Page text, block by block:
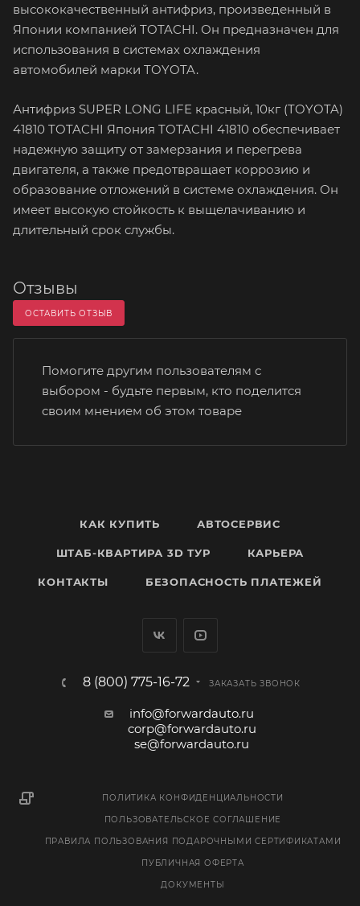
высококачественный антифриз, произведенный в
Японии компанией TOTACHI. Он предназначен для
использования в системах охлаждения
автомобилей марки TOYOTA.
Антифриз SUPER LONG LIFE красный, 10кг (TOYOTA)
41810 TOTACHI Япония TOTACHI 41810 обеспечивает
надежную защиту от замерзания и перегрева
двигателя, а также предотвращает коррозию и
образование отложений в системе охлаждения. Он
имеет высокую стойкость к выщелачиванию и
длительный срок службы.
Отзывы
ОСТАВИТЬ ОТЗЫВ
Помогите другим пользователям с
выбором - будьте первым, кто поделится
своим мнением об этом товаре
КАК КУПИТЬ АВТОСЕРВИС
ШТАБ-КВАРТИРА 3D ТУР КАРЬЕРА
КОНТАКТЫ БЕЗОПАСНОСТЬ ПЛАТЕЖЕЙ
8 (800) 775-16-72 ЗАКАЗАТЬ ЗВОНОК
info@forwardauto.ru
corp@forwardauto.ru
se@forwardauto.ru
ПОЛИТИКА КОНФИДЕНЦИАЛЬНОСТИ
ПОЛЬЗОВАТЕЛЬСКОЕ СОГЛАШЕНИЕ
ПРАВИЛА ПОЛЬЗОВАНИЯ ПОДАРОЧНЫМИ СЕРТИФИКАТАМИ
ПУБЛИЧНАЯ ОФЕРТА
ДОКУМЕНТЫ